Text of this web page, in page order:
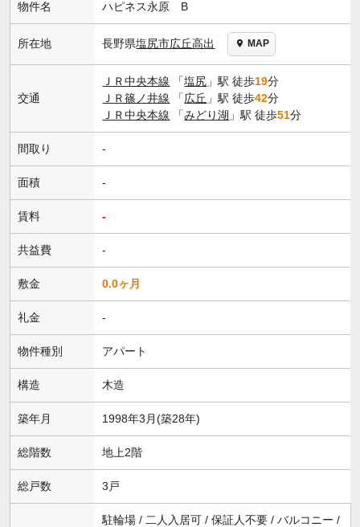
物件名 ハピネス永原 B
所在地 長野県塩尻市広丘高出 MAP
交通
ＪＲ中央本線 「塩尻 」駅 徒歩19分
ＪＲ篠ノ井線 「広丘 」駅 徒歩42分
ＪＲ中央本線 「みどり湖 」駅 徒歩51分
間取り -
面積 -
賃料 -
共益費 -
敷金 0.0ヶ月
礼金 -
物件種別 アパート
構造 木造
築年月 1998年3月(築28年)
総階数 地上2階
総戸数 3戸
駐輪場 / 二人入居可 / 保証人不要 / バルコニー /